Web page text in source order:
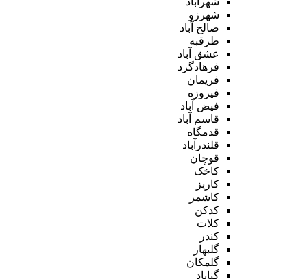
شهرزو
صالح آباد
طرقبه
عشق آباد
فرهادگرد
فریمان
فیروزه
فیض آباد
قاسم آباد
قدمگاه
قلندرآباد
قوچان
کاخک
کاریز
کاشمر
کدکن
کلات
کندر
گلبهار
گلمکان
گناباد